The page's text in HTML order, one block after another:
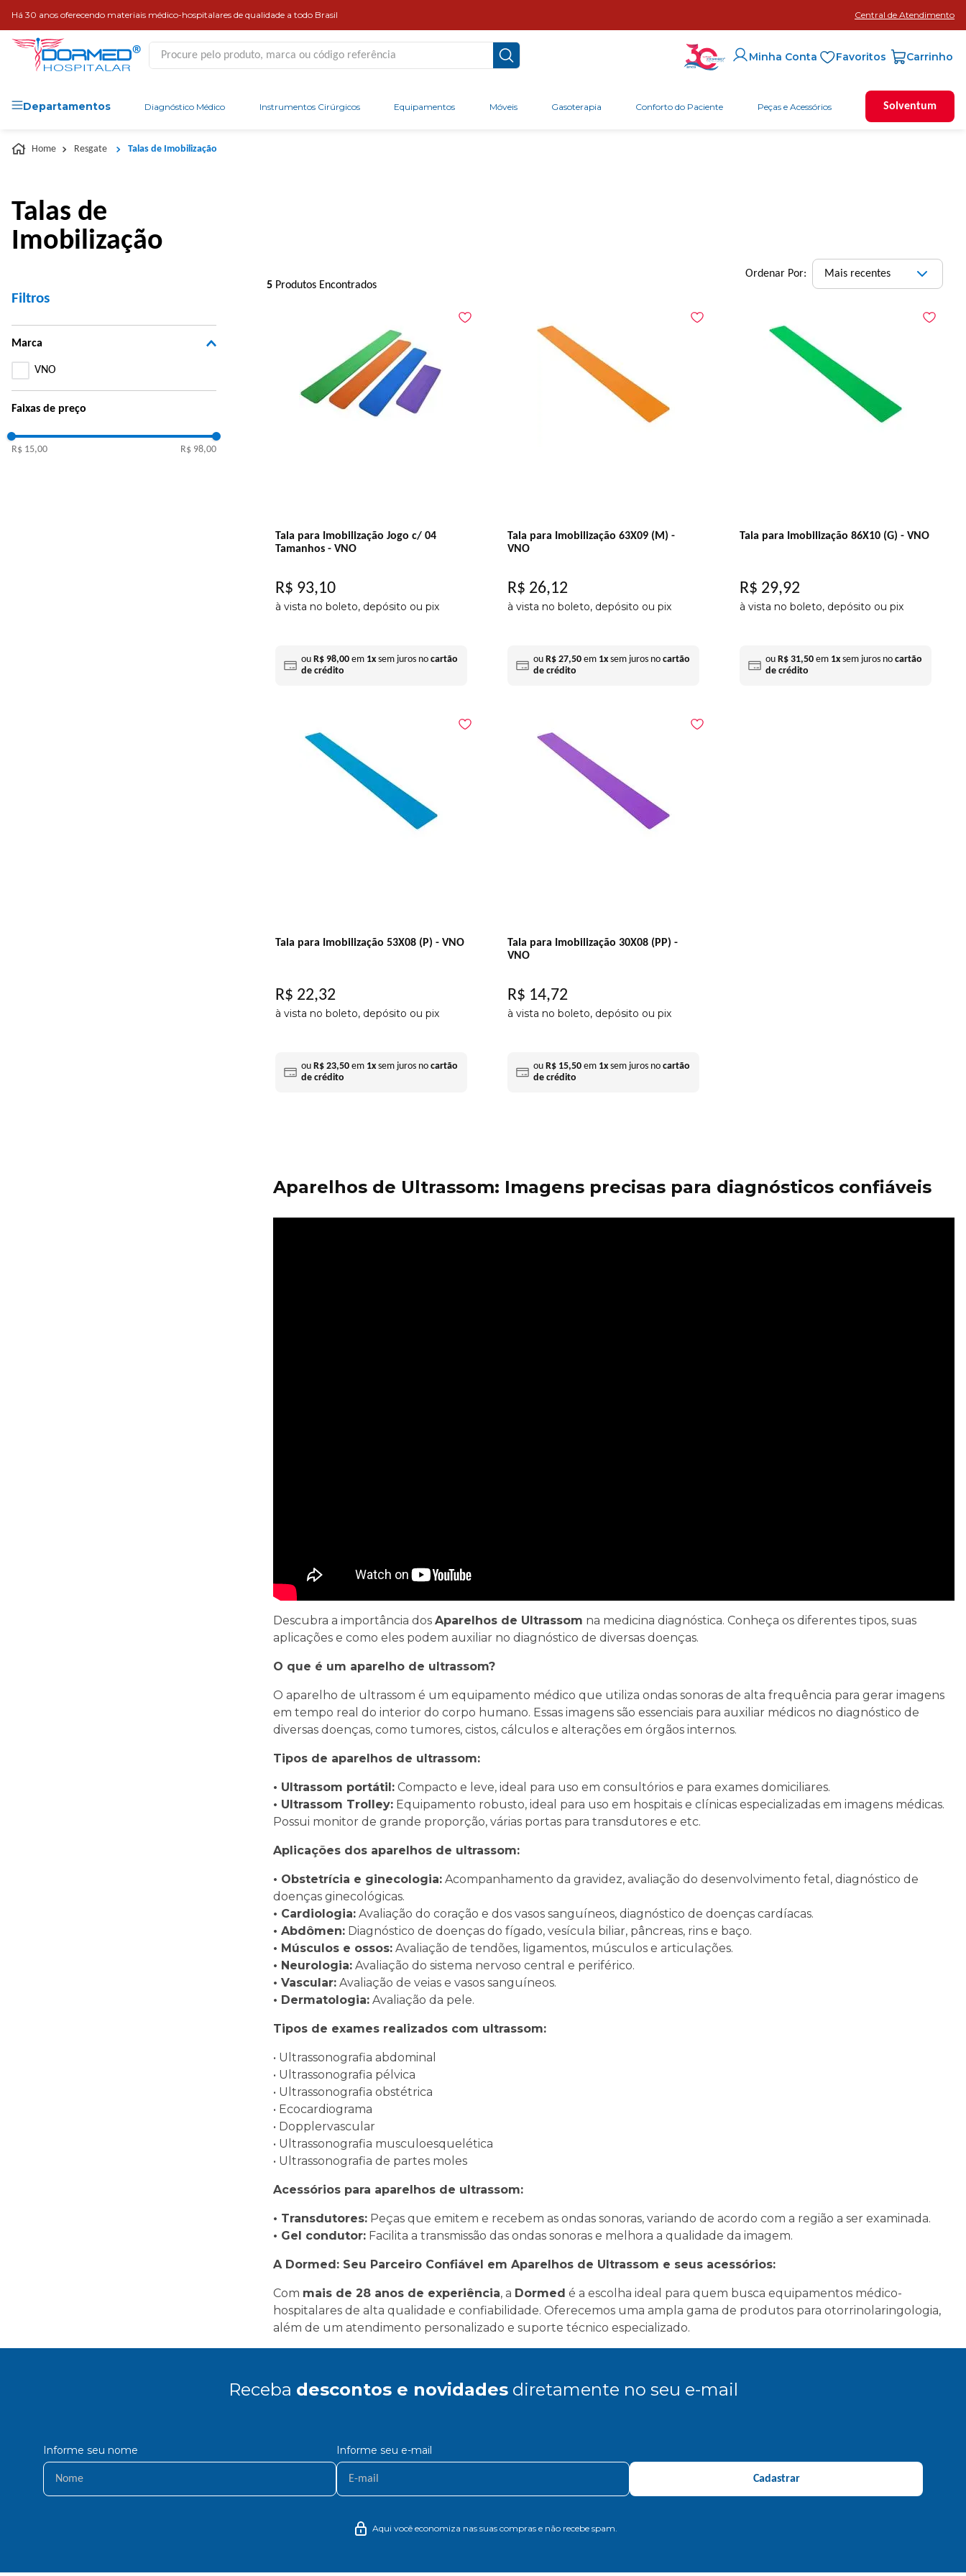
Há 30 anos oferecendo materiais médico-hospitalares de qualidade a todo Brasil Central de Atendimento
Procure pelo produto, marca ou código referência
Minha Conta Favoritos
Departamentos Diagnóstico Médico Instrumentos Cirúrgicos Equipamentos Móveis Gasoterapia Conforto do Paciente Peças e Acessórios Solventum
Resgate Talas de Imobilização
Talas de
Imobilização
Filtros
Marca
VNO
Faixas de preço
R$ 15,00 R$ 98,00
5 Produtos Encontrados
Mais recentes
Tala para Imobilização Jogo c/ 04
Tamanhos - VNO
R$ 93,10
à vista no boleto, depósito ou pix
ou R$ 98,00em 1xsem juros no cartão
de crédito
Tala para Imobilização 63X09 (M) -
VNO
R$ 26,12
à vista no boleto, depósito ou pix
ou R$ 27,50em 1xsem juros no cartão
de crédito
Tala para Imobilização 86X10 (G) - VNO
R$ 29,92
à vista no boleto, depósito ou pix
ou R$ 31,50em 1xsem juros no cartão
de crédito
Tala para Imobilização 53X08 (P) - VNO
R$ 22,32
à vista no boleto, depósito ou pix
ou R$ 23,50em 1xsem juros no cartão
de crédito
Tala para Imobilização 30X08 (PP) -
VNO
R$ 14,72
à vista no boleto, depósito ou pix
ou R$ 15,50em 1xsem juros no cartão
de crédito
Aparelhos de Ultrassom: Imagens precisas para diagnósticos confiáveis
Descubra a importância dos Aparelhos de Ultrassom na medicina diagnóstica. Conheça os diferentes tipos, suas
aplicações e como eles podem auxiliar no diagnóstico de diversas doenças.
O que é um aparelho de ultrassom?
O aparelho de ultrassom é um equipamento médico que utiliza ondas sonoras de alta frequência para gerar imagens
em tempo real do interior do corpo humano. Essas imagens são essenciais para auxiliar médicos no diagnóstico de
diversas doenças, como tumores, cistos, cálculos e alterações em órgãos internos.
Tipos de aparelhos de ultrassom:
• Ultrassom portátil:Compacto e leve, ideal para uso em consultórios e para exames domiciliares.
• Ultrassom Trolley:Equipamento robusto, ideal para uso em hospitais e clínicas especializadas em imagens médicas.
Possui monitor de grande proporção, várias portas para transdutores e etc.
Aplicações dos aparelhos de ultrassom:
• Obstetrícia e ginecologia:Acompanhamento da gravidez, avaliação do desenvolvimento fetal, diagnóstico de
doenças ginecológicas.
• Cardiologia:Avaliação do coração e dos vasos sanguíneos, diagnóstico de doenças cardíacas.
• Abdômen:Diagnóstico de doenças do fígado, vesícula biliar, pâncreas, rins e baço.
• Músculos e ossos:Avaliação de tendões, ligamentos, músculos e articulações.
• Neurologia:Avaliação do sistema nervoso central e periférico.
• Vascular:Avaliação de veias e vasos sanguíneos.
• Dermatologia:Avaliação da pele.
Tipos de exames realizados com ultrassom:
• Ultrassonografia abdominal
• Ultrassonografia pélvica
• Ultrassonografia obstétrica
• Ecocardiograma
• Dopplervascular
• Ultrassonografia musculoesquelética
• Ultrassonografia de partes moles
Acessórios para aparelhos de ultrassom:
• Transdutores:Peças que emitem e recebem as ondas sonoras, variando de acordo com a região a ser examinada.
• Gel condutor:Facilita a transmissão das ondas sonoras e melhora a qualidade da imagem.
A Dormed: Seu Parceiro Confiável em Aparelhos de Ultrassom e seus acessórios:
Com mais de 28 anos de experiência, a Dormed é a escolha ideal para quem busca equipamentos médico-
hospitalares de alta qualidade e confiabilidade. Oferecemos uma ampla gama de produtos para otorrinolaringologia,
além de um atendimento personalizado e suporte técnico especializado.
Receba descontos e novidadesdiretamente no seu e-mail
Informe seu nome Informe seu e-mail
Cadastrar
Aqui você economiza nas suas compras e não recebe spam.